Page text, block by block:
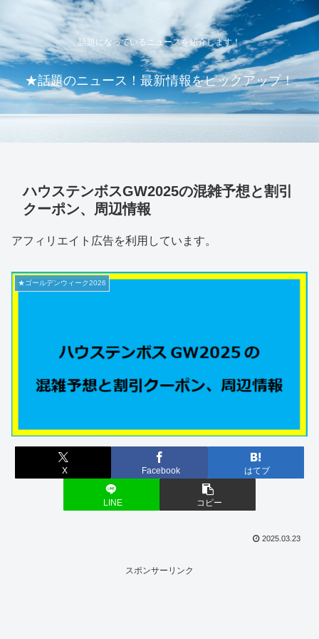
話題になっているニュースを紹介します！
★話題のニュース！最新情報をピックアップ！
ハウステンボスGW2025の混雑予想と割引
クーポン、周辺情報
アフィリエイト広告を利用しています。
★ゴールデンウィーク2026
X Facebook はてブ
LINE コピー
2025.03.23
スポンサーリンク